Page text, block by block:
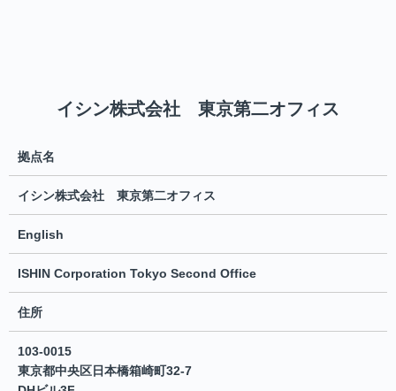
イシン株式会社 東京第二オフィス
拠点名
イシン株式会社 東京第二オフィス
English
ISHIN Corporation Tokyo Second Office
住所
103-0015
東京都中央区日本橋箱崎町32-7